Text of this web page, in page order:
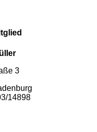
3
14898